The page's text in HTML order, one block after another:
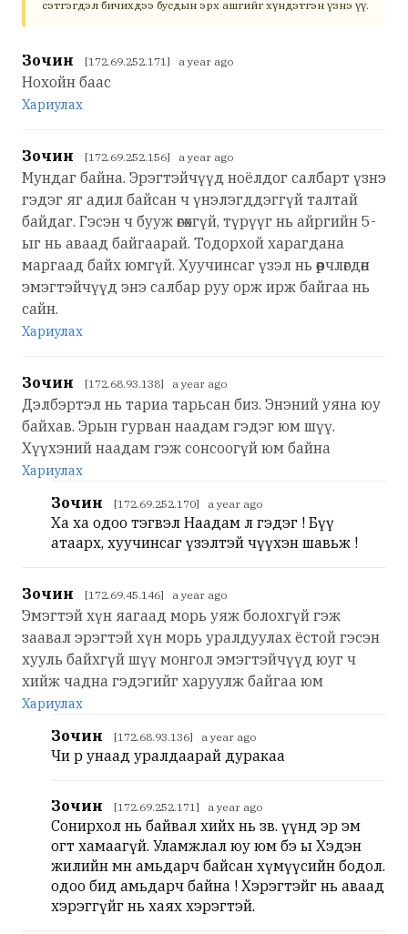
сэтгэгдэл бичихдээ бусдын эрх ашгийг хүндэтгэн үзнэ үү.
Зочин [172.69.252.171] a year ago
Нохойн баас
Хариулах
Зочин [172.69.252.156] a year ago
Мундаг байна. Эрэгтэйчүүд ноёлдог салбарт үзнэ
гэдэг яг адил байсан ч үнэлэгддэггүй талтай
байдаг. Гэсэн ч бууж өгөхгүй, түрүүг нь айргийн 5-
ыг нь аваад байгаарай. Тодорхой харагдана
маргаад байх юмгүй. Хуучинсаг үзэл нь өөрчлөгдөн
эмэгтэйчүүд энэ салбар руу орж ирж байгаа нь
сайн.
Хариулах
Зочин [172.68.93.138] a year ago
Дэлбэртэл нь тариа тарьсан биз. Энэний уяна юу
байхав. Эрын гурван наадам гэдэг юм шүү.
Хүүхэний наадам гэж сонсоогүй юм байна
Хариулах
Зочин [172.69.252.170] a year ago
Ха ха одоо тэгвэл Наадам л гэдэг ! Бүү
атаарх, хуучинсаг үзэлтэй өчүүхэн шавьж !
Зочин [172.69.45.146] a year ago
Эмэгтэй хүн яагаад морь уяж болохгүй гэж
заавал эрэгтэй хүн морь уралдуулах ёстой гэсэн
хууль байхгүй шүү монгол эмэгтэйчүүд юуг ч
хийж чадна гэдэгийг харуулж байгаа юм
Хариулах
Зочин [172.68.93.136] a year ago
Чи өөрөө унаад уралдаарай дуракаа
Зочин [172.69.252.171] a year ago
Сонирхол нь байвал хийх нь зөв. үүнд эр эм
огт хамаагүй. Уламжлал юу юм бэ ы Хэдэн
жилийн өмнө амьдарч байсан хүмүүсийн бодол.
одоо бид амьдарч байна ! Хэрэгтэйг нь аваад
хэрэггүйг нь хаях хэрэгтэй.